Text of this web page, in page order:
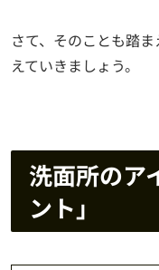
さて、そのことも踏
えていきましょう。
洗面所のア
ント」